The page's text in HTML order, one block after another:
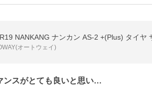
NANKANG ナンカン AS-2 +(Plus) タイヤ
オートウェイ)
ンスがとても良いと思い…